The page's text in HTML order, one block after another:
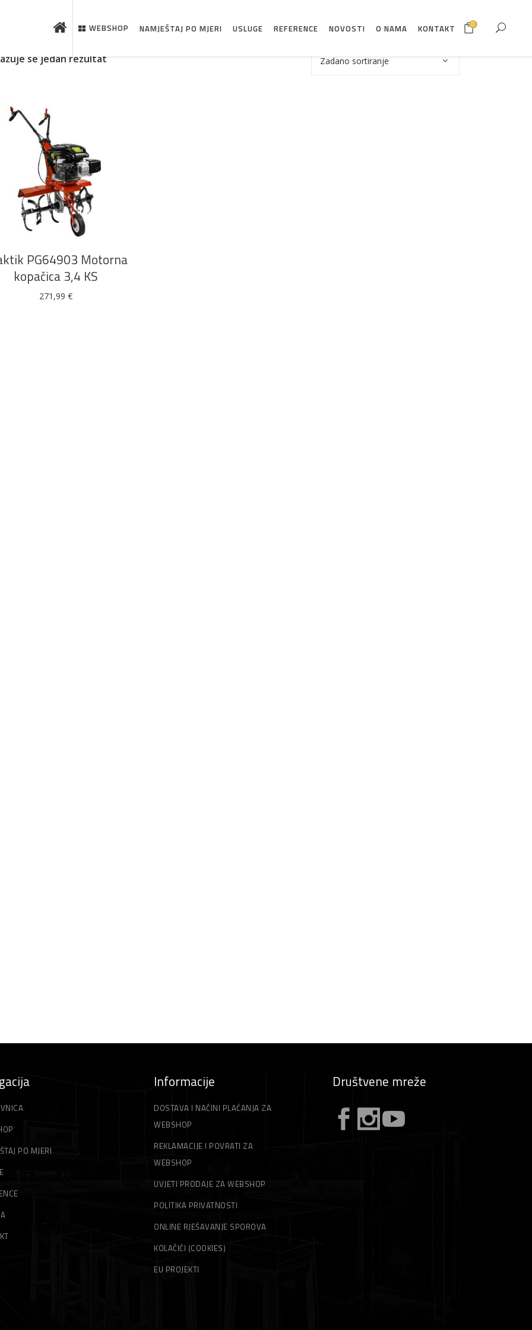
je novo u ponudi
WEBSHOP NAMJEŠTAJ PO MJERI USLUGE REFERENCE NOVOSTI O NAMA KONTAKT 0
se jedan rezultat Zadano sortiranje
DODAJ U KOŠARICU
PG64903 Motorna
kopačica 3,4 KS
271,99 €
PO MJERI
Informacije
DOSTAVA I NAČINI PLAĆANJA ZA
WEBSHOP
REKLAMACIJE I POVRATI ZA
WEBSHOP
UVJETI PRODAJE ZA WEBSHOP
POLITIKA PRIVATNOSTI
ONLINE RJEŠAVANJE SPOROVA
KOLAČIĆI (COOKIES)
EU PROJEKTI
Društvene mreže